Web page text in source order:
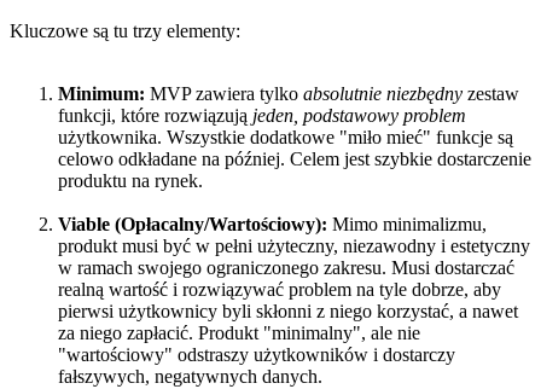
Kluczowe są tu trzy elementy:
Minimum: MVP zawiera tylko absolutnie niezbędny zestaw
funkcji, które rozwiązują jeden, podstawowy problem
użytkownika. Wszystkie dodatkowe "miło mieć" funkcje są
celowo odkładane na później. Celem jest szybkie dostarczenie
produktu na rynek.
Viable (Opłacalny/Wartościowy): Mimo minimalizmu,
produkt musi być w pełni użyteczny, niezawodny i estetyczny
w ramach swojego ograniczonego zakresu. Musi dostarczać
realną wartość i rozwiązywać problem na tyle dobrze, aby
pierwsi użytkownicy byli skłonni z niego korzystać, a nawet
za niego zapłacić. Produkt "minimalny", ale nie
"wartościowy" odstraszy użytkowników i dostarczy
fałszywych, negatywnych danych.